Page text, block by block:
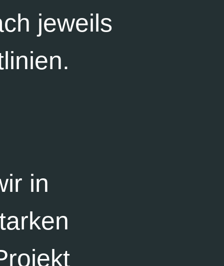
jeweils
in